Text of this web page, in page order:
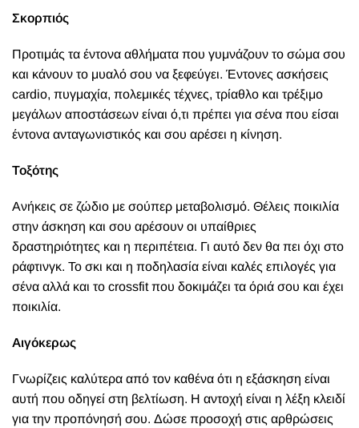
Σκορπιός
Προτιμάς τα έντονα αθλήματα που γυμνάζουν το σώμα σου
και κάνουν το μυαλό σου να ξεφεύγει. Έντονες ασκήσεις
cardio, πυγμαχία, πολεμικές τέχνες, τρίαθλο και τρέξιμο
μεγάλων αποστάσεων είναι ό,τι πρέπει για σένα που είσαι
έντονα ανταγωνιστικός και σου αρέσει η κίνηση.
Τοξότης
Ανήκεις σε ζώδιο με σούπερ μεταβολισμό. Θέλεις ποικιλία
στην άσκηση και σου αρέσουν οι υπαίθριες
δραστηριότητες και η περιπέτεια. Γι αυτό δεν θα πει όχι στο
ράφτινγκ. Το σκι και η ποδηλασία είναι καλές επιλογές για
σένα αλλά και το crossfit που δοκιμάζει τα όριά σου και έχει
ποικιλία.
Αιγόκερως
Γνωρίζεις καλύτερα από τον καθένα ότι η εξάσκηση είναι
αυτή που οδηγεί στη βελτίωση. Η αντοχή είναι η λέξη κλειδί
για την προπόνησή σου. Δώσε προσοχή στις αρθρώσεις